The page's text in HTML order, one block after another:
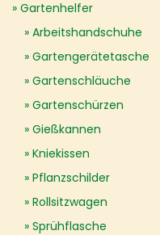
Gartenhelfer
Arbeitshandschuhe
Gartengerätetasche
Gartenschläuche
Gartenschürzen
Gießkannen
Kniekissen
Pflanzschilder
Rollsitzwagen
Sprühflasche